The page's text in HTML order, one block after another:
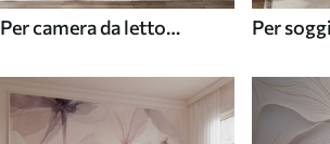
Per camera da letto
Per